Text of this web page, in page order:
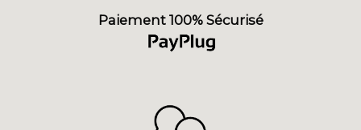
Paiement 100% Sécurisé